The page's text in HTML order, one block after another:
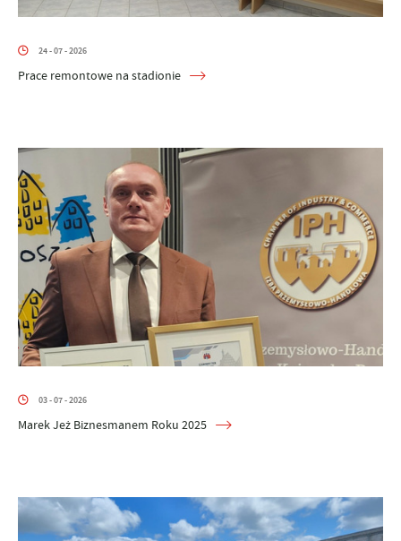
24 - 07 - 2026
Prace remontowe na stadionie
03 - 07 - 2026
Marek Jeż Biznesmanem Roku 2025